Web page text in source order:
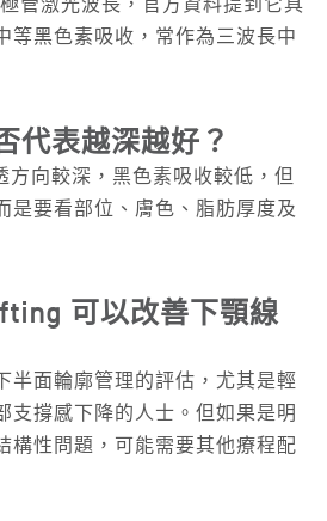
管激光波長，官方資料提到它具
等黑色素吸收，常作為三波長中
代表越深越好？
方向較深，黑色素吸收較低，但
是要看部位、膚色、脂肪厚度及
可以改善下顎線
半面輪廓管理的評估，尤其是輕
支撐感下降的人士。但如果是明
構性問題，可能需要其他療程配